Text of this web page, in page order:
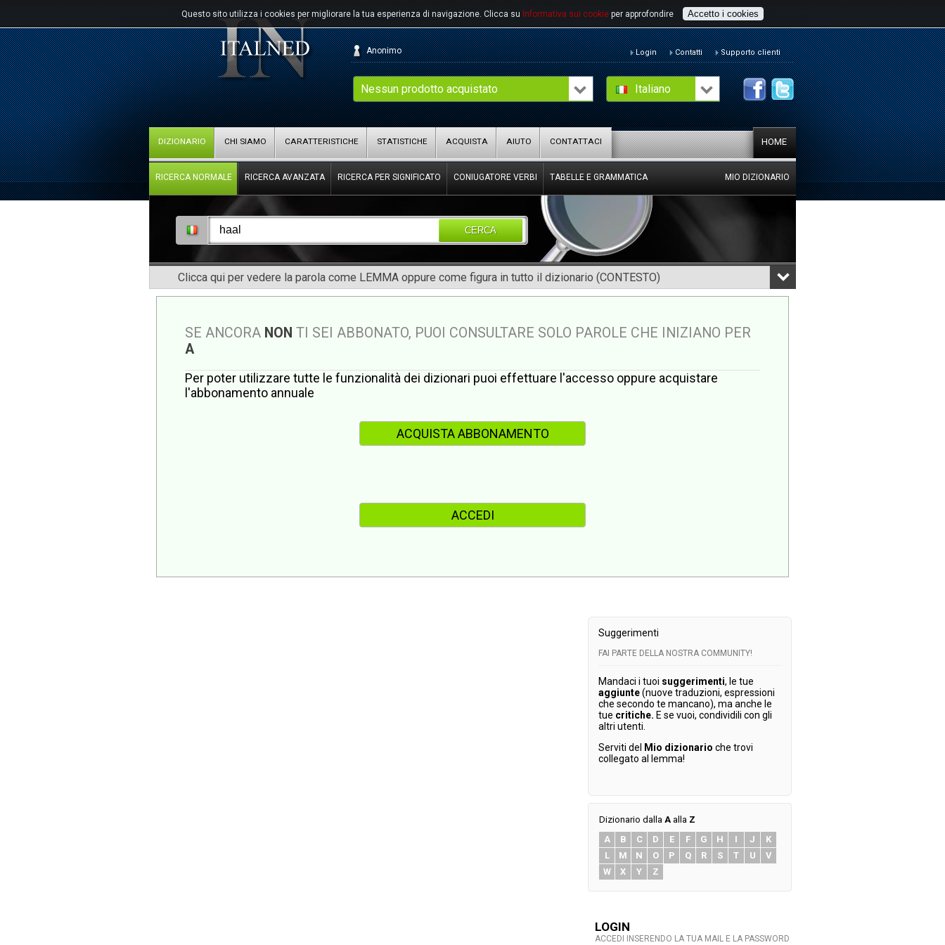
Questo sito utilizza i cookies per migliorare la tua esperienza di navigazione. Clicca su Informativa sui cookie per approfondire Accetto i cookies
Italiano
Nessun prodotto acquistato
Anonimo Login Contatti Supporto clienti
HOME
DIZIONARIO CHI SIAMO CARATTERISTICHE STATISTICHE ACQUISTA AIUTO CONTATTACI
RICERCA NORMALE RICERCA AVANZATA RICERCA PER SIGNIFICATO CONIUGATORE VERBI TABELLE E GRAMMATICA MIO DIZIONARIO
CERCA
Clicca qui per vedere la parola come LEMMA oppure come figura in tutto il dizionario (CONTESTO)
SE ANCORA NON TI SEI ABBONATO, PUOI CONSULTARE SOLO PAROLE CHE INIZIANO PER
A
Per poter utilizzare tutte le funzionalità dei dizionari puoi effettuare l'accesso oppure acquistare
l'abbonamento annuale
ACQUISTA ABBONAMENTO
ACCEDI
Suggerimenti
FAI PARTE DELLA NOSTRA COMMUNITY!
Mandaci i tuoi suggerimenti, le tue
aggiunte(nuove traduzioni, espressioni
che secondo te mancano), ma anche le
tue critiche. E se vuoi, condividili con gli
altri utenti.
Serviti del
Mio dizionario che trovi
collegato al lemma!
Dizionario dalla A alla Z
A
B C D E F G H I J
K
L
M N O P Q R S T U
V
W
X Y Z
LOGIN
ACCEDI INSERENDO LA TUA MAIL E LA PASSWORD